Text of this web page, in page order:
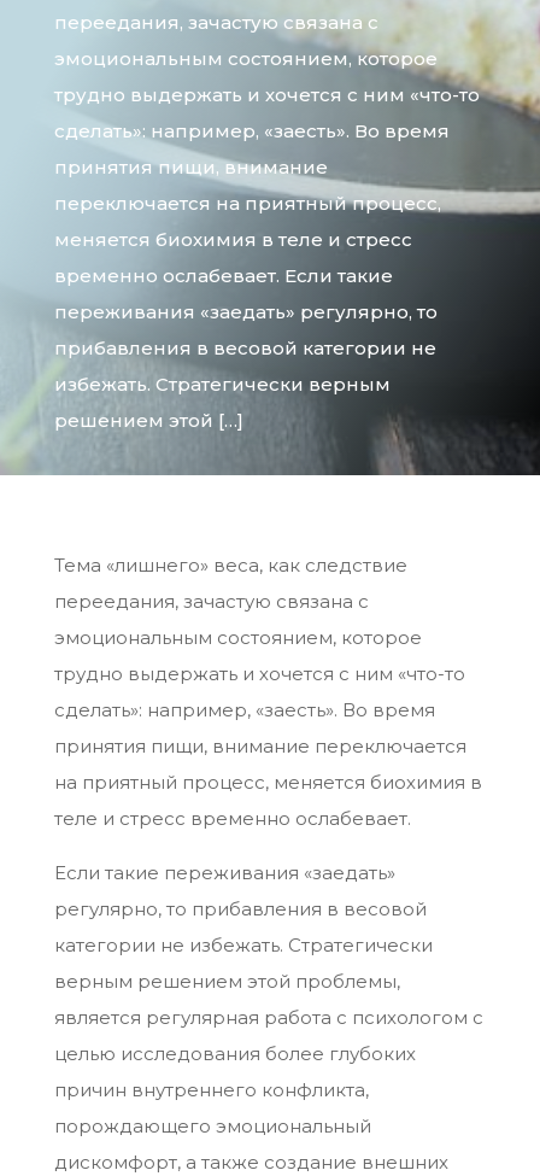
переедания, зачастую связана с
эмоциональным состоянием, которое
трудно выдержать и хочется с ним «что-то
сделать»: например, «заесть». Во время
принятия пищи, внимание
переключается на приятный процесс,
меняется биохимия в теле и стресс
временно ослабевает. Если такие
переживания «заедать» регулярно, то
прибавления в весовой категории не
избежать. Стратегически верным
решением этой […]
Тема «лишнего» веса, как следствие
переедания, зачастую связана с
эмоциональным состоянием, которое
трудно выдержать и хочется с ним «что-то
сделать»: например, «заесть». Во время
принятия пищи, внимание переключается
на приятный процесс, меняется биохимия в
теле и стресс временно ослабевает.
Если такие переживания «заедать»
регулярно, то прибавления в весовой
категории не избежать. Стратегически
верным решением этой проблемы,
является регулярная работа с психологом с
целью исследования более глубоких
причин внутреннего конфликта,
порождающего эмоциональный
дискомфорт, а также создание внешних